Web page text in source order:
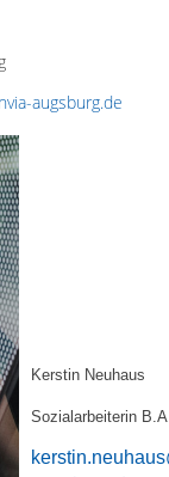
augsburg.de
Kerstin Neuhaus
Sozialarbeiterin